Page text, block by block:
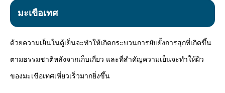
มะเขือเทศ
ด้วยความเย็นในตู้เย็นจะทำให้เกิดกระบวนการยับยั้งการสุกที่เกิดขึ้น
ตามธรรมชาติหลังจากเก็บเกี่ยว และที่สำคัญความเย็นจะทำให้ผิว
ของมะเขือเทศเหี่ยวเร็วมากยิ่งขึ้น